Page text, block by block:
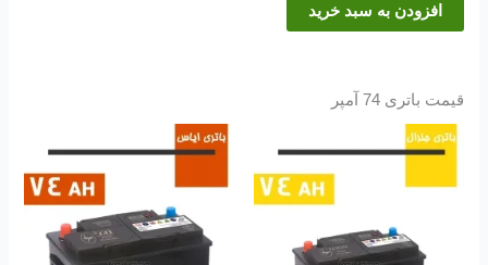
افزودن به سبد خرید
قیمت باتری 74 آمپر